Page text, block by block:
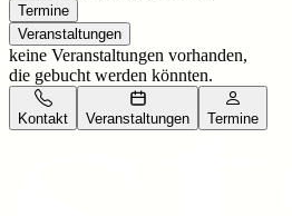
Termine
Veranstaltungen
keine Veranstaltungen vorhanden,
die gebucht werden könnten.
Kontakt Veranstaltungen Termine